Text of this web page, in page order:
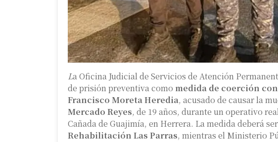
La Oficina Judicial de Servicios de Atención
de prisión preventiva como medida de coerción
Francisco Moreta Heredia, acusado de causar la
Mercado Reyes, de 19 años, durante un operativo
Cañada de Guajimía, en Herrera. La medida deberá
Rehabilitación Las Parras, mientras el Ministerio